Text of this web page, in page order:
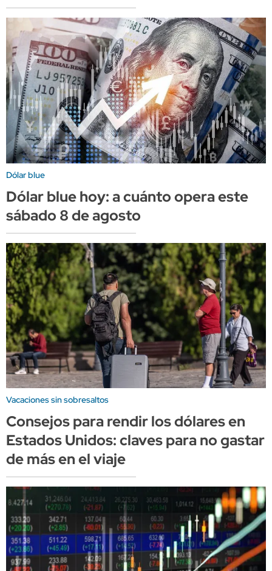
Dólar blue
Dólar blue hoy: a cuánto opera este
sábado 8 de agosto
Vacaciones sin sobresaltos
Consejos para rendir los dólares en
Estados Unidos: claves para no gastar
de más en el viaje